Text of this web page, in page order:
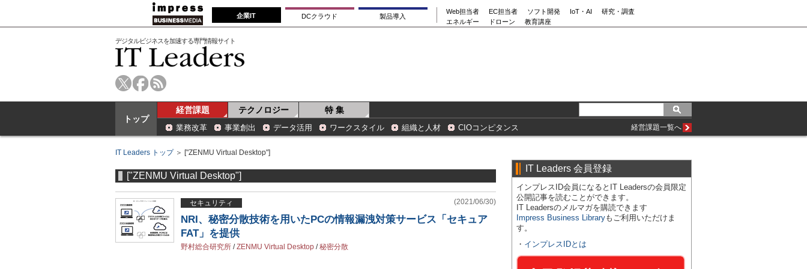
企業IT DCクラウド 製品導入
Web担当者 EC担当者 ソフト開発 IoT・AI
研究・調査
エネルギー
ドローン 教育講座
デジタルビジネスを加速する専門情報サイト
トップ
経営課題 テクノロジー 特 集
業務改革 事業創出 データ活用 ワークスタイル 組織と人材 CIOコンピタンス 経営課題一覧へ
IT Leaders トップ＞ ["ZENMU Virtual Desktop"]
["ZENMU Virtual Desktop"]
セキュリティ (2021/06/30)
NRI、秘密分散技術を用いたPCの情報漏洩対策サービス「セキュア
FAT」を提供
野村総合研究所 /ZENMU Virtual Desktop /秘密分散
IT Leaders 会員登録
インプレスID会員になるとIT Leadersの会員限定
公開記事を読むことができます。
IT Leadersのメルマガを購読できます
Impress Business Libraryもご利用いただけま
す。
・ インプレスIDとは